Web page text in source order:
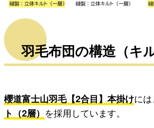
羽毛布団の構造（キ
櫻道富士山羽毛【2合目】本掛けには
ト（2層） を採用しています。